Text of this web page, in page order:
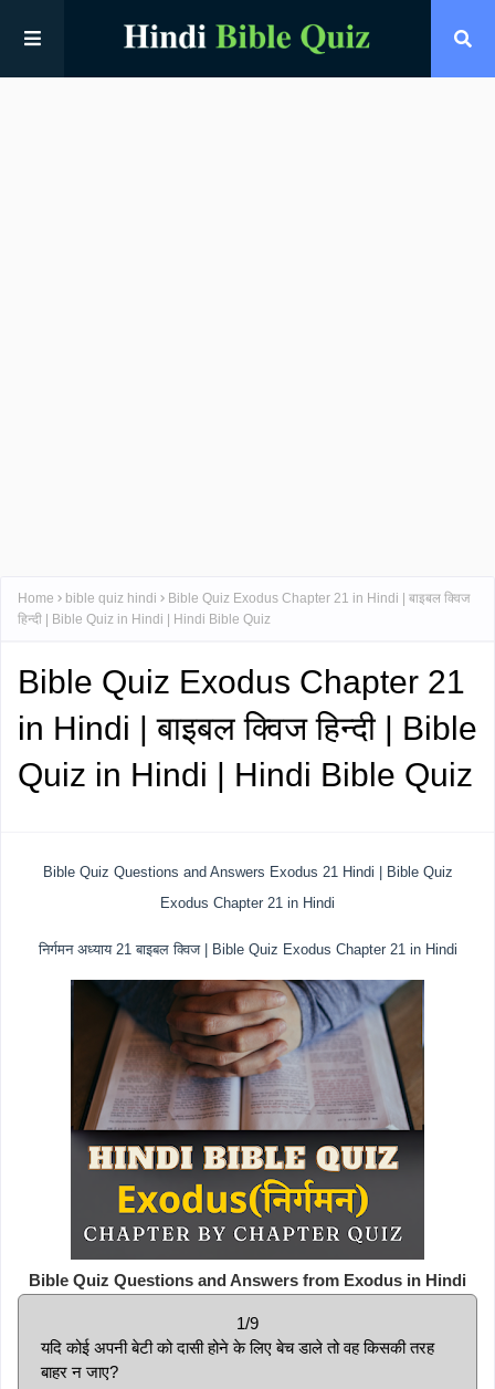
Home bible quiz hindi
Bible Quiz Exodus Chapter 21 in Hindi | बाइबल क्विज
हिन्दी | Bible Quiz in Hindi | Hindi Bible Quiz
Bible Quiz Exodus Chapter 21
in Hindi | बाइबल क्विज हिन्दी | Bible
Quiz in Hindi | Hindi Bible Quiz
Bible Quiz Questions and Answers Exodus 21 Hindi | Bible Quiz
Exodus Chapter 21 in Hindi
निर्गमन अध्याय 21 बाइबल क्विज | Bible Quiz Exodus Chapter 21 in Hindi
Bible Quiz Questions and Answers from Exodus in Hindi
1/9
यदि कोई अपनी बेटी को दासी होने के लिए बेच डाले तो वह किसकी तरह
बाहर न जाए?